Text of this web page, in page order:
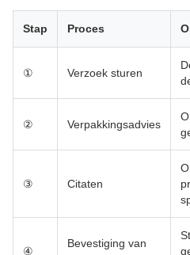
Stap Proces
① Verzoek sturen
② Verpakkingsadvies
③ Citaten
④
Bevestiging van